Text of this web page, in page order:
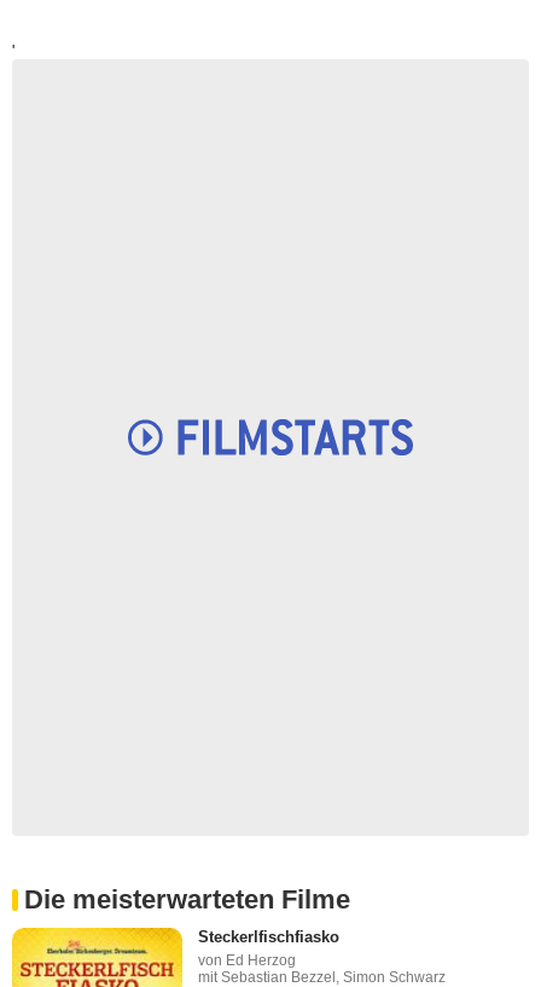
'
Die meisterwarteten Filme
Steckerlfischfiasko
von Ed Herzog
mit Sebastian Bezzel, Simon Schwarz